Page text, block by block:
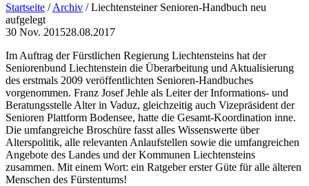
Startseite /Archiv /Liechtensteiner Senioren-Handbuch neu
aufgelegt
30 Nov. 201528.08.2017
Im Auftrag der Fürstlichen Regierung Liechtensteins hat der
Seniorenbund Liechtenstein die Überarbeitung und Aktualisierung
des erstmals 2009 veröffentlichten Senioren-Handbuches
vorgenommen. Franz Josef Jehle als Leiter der Informations- und
Beratungsstelle Alter in Vaduz, gleichzeitig auch Vizepräsident der
Senioren Plattform Bodensee, hatte die Gesamt-Koordination inne.
Die umfangreiche Broschüre fasst alles Wissenswerte über
Alterspolitik, alle relevanten Anlaufstellen sowie die umfangreichen
Angebote des Landes und der Kommunen Liechtensteins
zusammen. Mit einem Wort: ein Ratgeber erster Güte für alle älteren
Menschen des Fürstentums!